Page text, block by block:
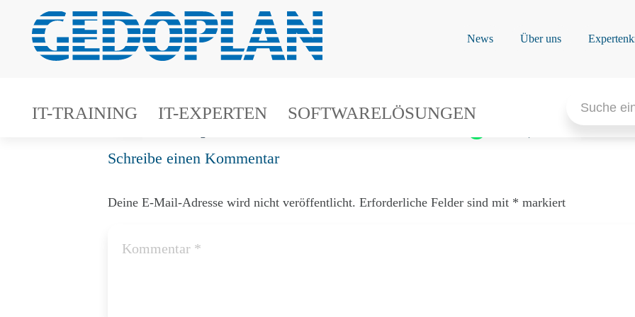
News Über uns
IT-TRAINING IT-EXPERTEN SOFTWARELÖSUNGEN
15.12.–17.12.2026
pro
Schreibe einen Kommentar
Deine E-Mail-Adresse wird nicht veröffentlicht. Erforderliche Felder sind mit * markiert